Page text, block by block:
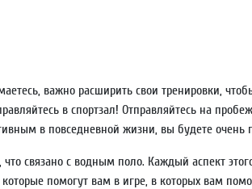
важно расширить свои тренировки,
в спортзал! Отправляйтесь на
в повседневной жизни, вы будете
связано с водным поло. Каждый аспект
помогут вам в игре, в которых вам